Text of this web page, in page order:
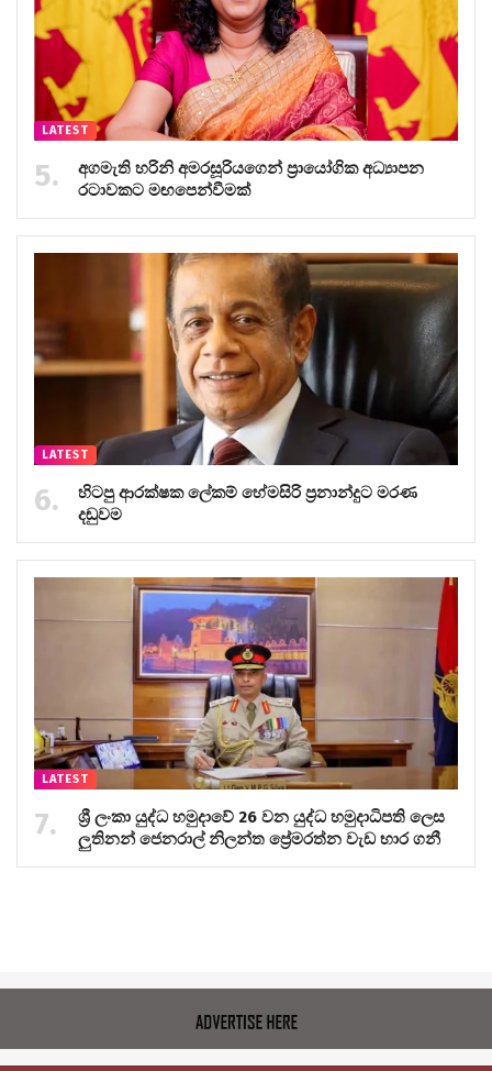
LATEST
අගමැති හරිනි අමරසූරියගෙන් ප්‍රායෝගික අධ්‍යාපන
රටාවකට මඟපෙන්වීමක්
LATEST
හිටපු ආරක්ෂක ලේකම් හේමසිරි ප්‍රනාන්දුට මරණ
දඬුවම
LATEST
ශ්‍රී ලංකා යුද්ධ හමුදාවේ 26 වන යුද්ධ හමුදාධිපති ලෙස
ලුතිනන් ජෙනරාල් නිලන්ත ප්‍රේමරත්න වැඩ භාර ගනී